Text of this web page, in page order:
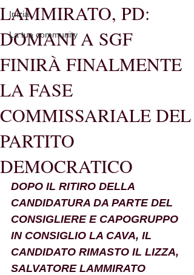
Inizia
La tua community
LAMMIRATO, PD:
DOMANI A SGF
FINIRÀ FINALMENTE
LA FASE
COMMISSARIALE DEL
PARTITO
DEMOCRATICO
DOPO IL RITIRO DELLA
CANDIDATURA DA PARTE DEL
CONSIGLIERE E CAPOGRUPPO
IN CONSIGLIO LA CAVA, IL
CANDIDATO RIMASTO IL LIZZA,
SALVATORE LAMMIRATO